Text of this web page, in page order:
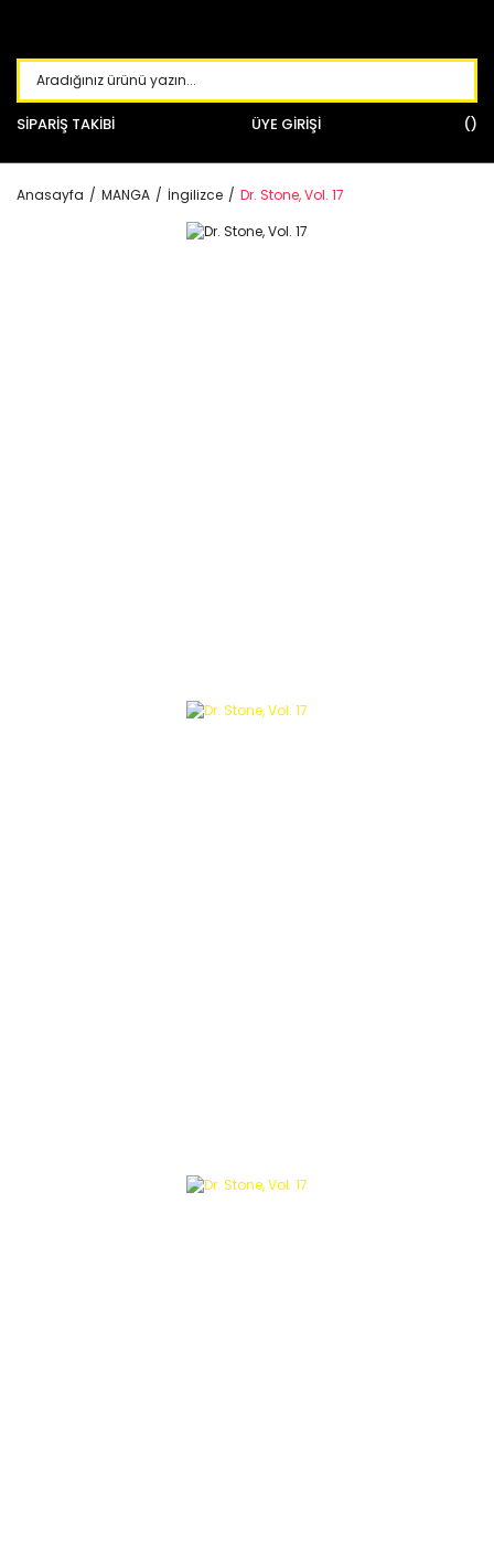
SİPARİŞ TAKİBİ ÜYE GİRİŞİ
Anasayfa MANGA İngilizce Dr. Stone, Vol. 17